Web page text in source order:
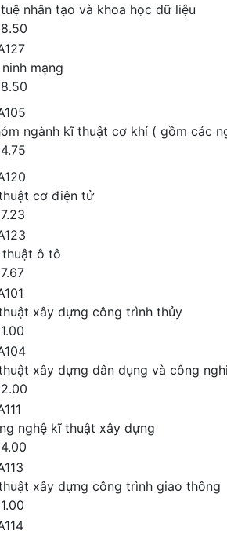
nhân tạo và khoa học dữ liệu
mạng
ngành kĩ thuật cơ khí ( gồm các
cơ điện tử
thuật ô tô
xây dựng công trình thủy
xây dựng dân dụng và công
nghệ kĩ thuật xây dựng
xây dựng công trình giao thông